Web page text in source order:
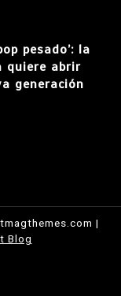
pesado’: la
quiere abrir
generación
|
Blog